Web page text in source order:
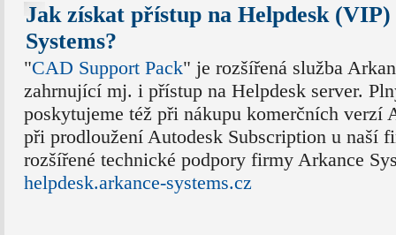
Jak získat přístup na Helpdesk
Systems?
"CAD Support Pack" je rozšířená služba
zahrnující mj. i přístup na Helpdesk server.
poskytujeme též při nákupu komerčních verzí
při prodloužení Autodesk Subscription u naší
rozšířené technické podpory firmy Arkance
helpdesk.arkance-systems.cz